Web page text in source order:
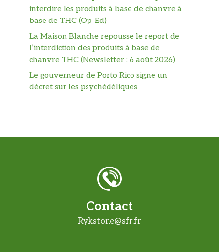
interdire les produits à base de chanvre à
base de THC (Op-Ed)
La Maison Blanche repousse le report de
l’interdiction des produits à base de
chanvre THC (Newsletter : 6 août 2026)
Le gouverneur de Porto Rico signe un
décret sur les psychédéliques
Contact
Rykstone@sfr.fr